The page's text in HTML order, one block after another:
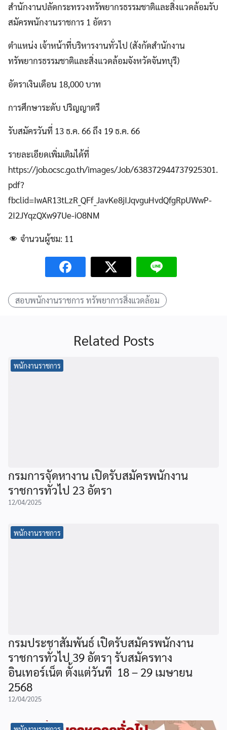
สำนักงานปลัดกระทรวงทรัพยากรธรรมชาติและสิ่งแวดล้อมรับ
สมัครพนักงานราชการ 1 อัตรา
ตำแหน่ง เจ้าหน้าที่บริหารงานทั่วไป (สังกัดสำนักงาน
ทรัพยากรธรรมชาติและสิ่งแวดล้อมจังหวัดจันทบุรี)
อัตราเงินเดือน 18,000 บาท
การศึกษาระดับ ปริญญาตรี
รับสมัครวันที่ 13 ธ.ค. 66 ถึง 19 ธ.ค. 66
รายละเอียดเพิ่มเติมได้ที่
https://job.ocsc.go.th/images/Job/638372944737925301.
pdf?
fbclid=IwAR13tLzR_QFf_JavKe8jIJqvguHvdQfgRpUWwP-
2I2JYqzQXw97Ue-iO8NM
จำนวนผู้ชม: 11
สอบพนักงานราชการ ทรัพยาการสิ่งแวดล้อม
Related Posts
พนักงานราชการ
กรมการจัดหางาน เปิดรับสมัครพนักงาน
ราชการทั่วไป 23 อัตรา
12/04/2025
พนักงานราชการ
กรมประชาสัมพันธ์ เปิดรับสมัครพนักงาน
ราชการทั่วไป 39 อัตรา รับสมัครทาง
อินเทอร์เน็ต ตั้งแต่วันที่ 18 – 29 เมษายน
2568
12/04/2025